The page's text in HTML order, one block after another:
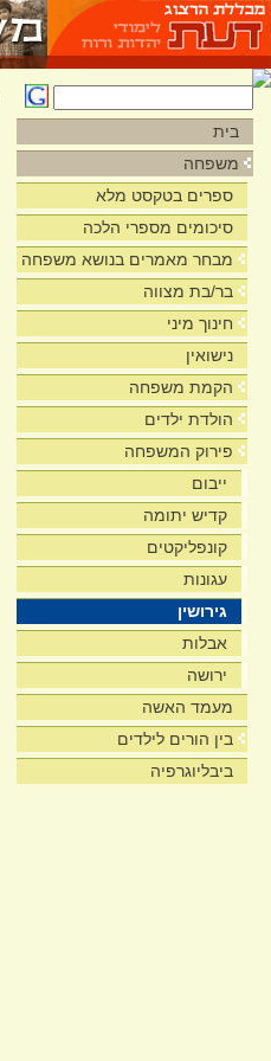
בית
משפחה
ספרים בטקסט מלא
סיכומים מספרי הלכה
מבחר מאמרים בנושא משפחה
בר/בת מצווה
חינוך מיני
נישואין
הקמת משפחה
הולדת ילדים
פירוק המשפחה
ייבום
קדיש יתומה
קונפליקטים
עגונות
גירושין
אבלות
ירושה
מעמד האשה
בין הורים לילדים
ביבליוגרפיה